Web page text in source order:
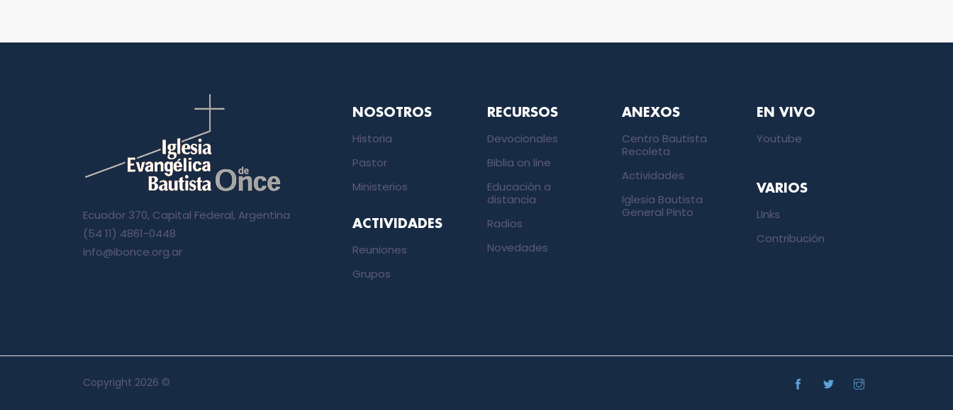
Ecuador 370, Capital Federal, Argentina
(54 11) 4861-0448
info@ibonce.org.ar
NOSOTROS
Historia
Pastor
Ministerios
ACTIVIDADES
Reuniones
Grupos
RECURSOS
Devocionales
Biblia on line
Educación a
distancia
Radios
Novedades
ANEXOS
Centro Bautista
Recoleta
Actividades
Iglesia Bautista
General Pinto
EN VIVO
Youtube
VARIOS
LInks
Contribución
Copyright 2026 ©